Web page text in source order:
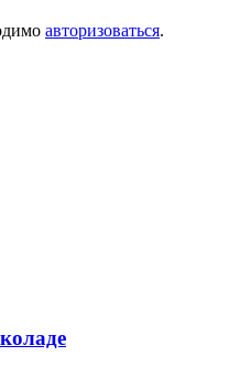
авторизоваться.